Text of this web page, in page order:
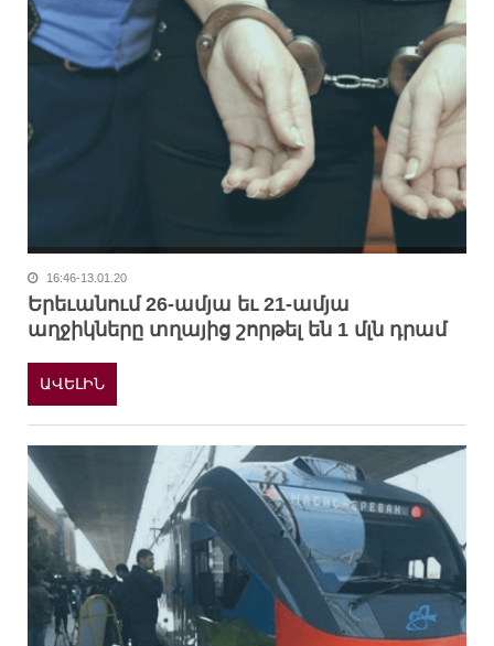
16:46-13.01.20
Երեւանում 26-ամյա եւ 21-ամյա
աղջիկները տղայից շորթել են 1 մլն դրամ
ԱՎԵԼԻՆ